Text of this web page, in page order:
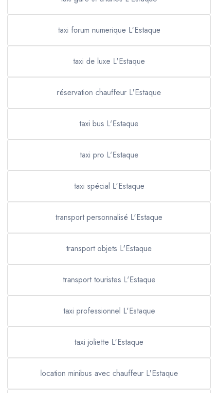
taxi forum numerique L'Estaque
taxi de luxe L'Estaque
réservation chauffeur L'Estaque
taxi bus L'Estaque
taxi pro L'Estaque
taxi spécial L'Estaque
transport personnalisé L'Estaque
transport objets L'Estaque
transport touristes L'Estaque
taxi professionnel L'Estaque
taxi joliette L'Estaque
location minibus avec chauffeur L'Estaque